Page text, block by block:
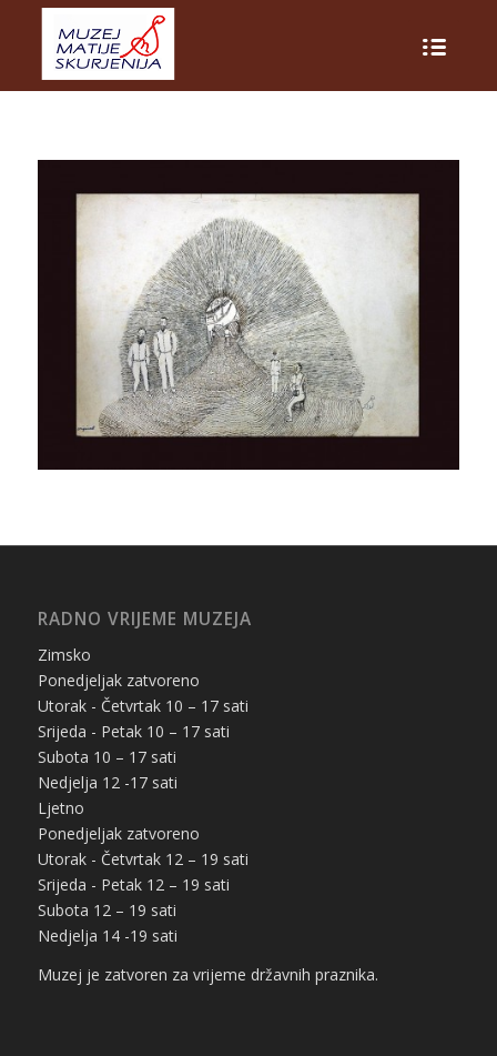
RADNO VRIJEME MUZEJA
Zimsko
Ponedjeljak zatvoreno
Utorak - Četvrtak 10 – 17 sati
Srijeda - Petak 10 – 17 sati
Subota 10 – 17 sati
Nedjelja 12 -17 sati
Ljetno
Ponedjeljak zatvoreno
Utorak - Četvrtak 12 – 19 sati
Srijeda - Petak 12 – 19 sati
Subota 12 – 19 sati
Nedjelja 14 -19 sati
Muzej je zatvoren za vrijeme državnih praznika.